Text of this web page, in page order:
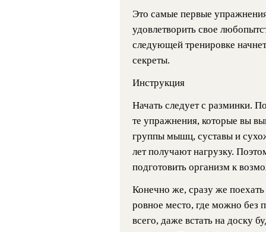
Это самые первые
удовлетворить свое
следующей тренировке
секреты.
Инструкция
Начать следует с разминки.
те упражнения, которые вы
группы мышц, суставы и
лет получают нагрузку.
подготовить организм к
Конечно же, сразу же
ровное место, где можно без
всего, даже встать на доску